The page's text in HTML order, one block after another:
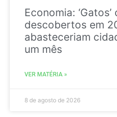
Economia:
descobertos em
abasteceriam
um mês
VER MATÉRIA »
8 de agosto de 2026